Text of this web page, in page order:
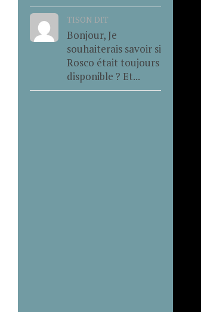
TISON DIT
Bonjour, Je
souhaiterais savoir si
Rosco était toujours
disponible ? Et...